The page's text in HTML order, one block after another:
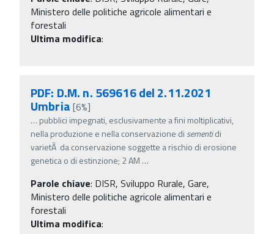
Ministero delle politiche agricole alimentari e
forestali
Ultima modifica:
PDF: D.M. n. 569616 del 2.11.2021
Umbria [6%]
… pubblici impegnati, esclusivamente a fini moltiplicativi,
nella produzione e nella conservazione di sementidi
varietÃ da conservazione soggette a rischio di erosione
genetica o di estinzione; 2 AM …
Parole chiave: DISR, Sviluppo Rurale, Gare,
Ministero delle politiche agricole alimentari e
forestali
Ultima modifica: